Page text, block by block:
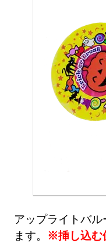
アップライトバ
ます。 ※挿し込む